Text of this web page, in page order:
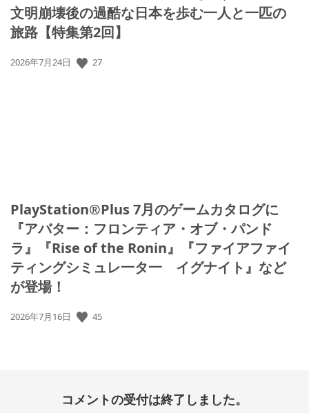
文明崩壊後の過酷な日本を歩む一人と一匹の
旅路【特集第2回】
公
2026年7月24日 27
PlayStation®Plus 7月のゲームカタログに
『アバター：フロンティア・オブ・パンド
ラ』『Rise of the Ronin』『ファイアファイ
ティングシミュレ一タ一 イグナイト』など
が登場！
公
2026年7月16日 45
コメントの受付は終了しました。